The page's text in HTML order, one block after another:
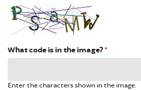
What code is in the image? *
Enter the characters shown in the image.